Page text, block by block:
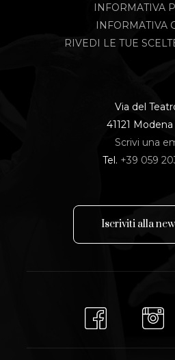
INFORMATIVA
INFORMATIVA
RIVEDI LE TUE
Via del
41121
Scrivi una
Tel. +39 059
Iscriviti allanew